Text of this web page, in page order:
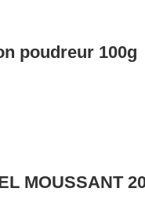
poudreur 100g
MOUSSANT